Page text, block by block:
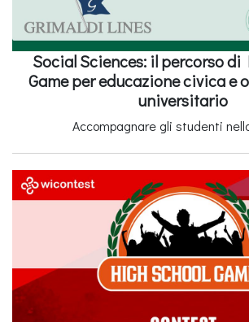
Social Sciences: il percorso di
Game per educazione civica e
universitario
Accompagnare gli studenti